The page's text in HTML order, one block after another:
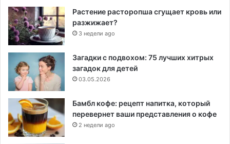
Растение расторопша сгущает кровь или
разжижает?
3 недели ago
Загадки с подвохом: 75 лучших хитрых
загадок для детей
03.05.2026
Бамбл кофе: рецепт напитка, который
перевернет ваши представления о кофе
2 недели ago